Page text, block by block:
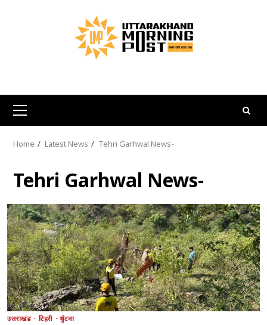
Primary
Menu
Home Latest News Tehri Garhwal News-
Tehri Garhwal News-
उत्तराखंड टिहरी दुर्घटना